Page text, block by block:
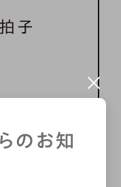
子
んだ「売
を獲得し
のお知